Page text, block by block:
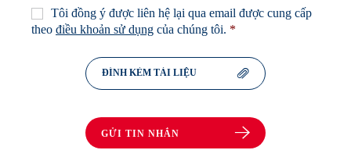
Sự
đồng
Tôi đồng ý được liên hệ lại qua email được cung cấp
theo điều khoản sử dụng của chúng tôi. *
ĐÍNH KÈM TÀI LIỆU
GỬI TIN NHẮN